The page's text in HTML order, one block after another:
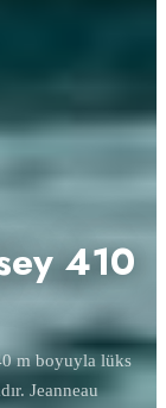
410
m boyuyla lüks
Jeanneau